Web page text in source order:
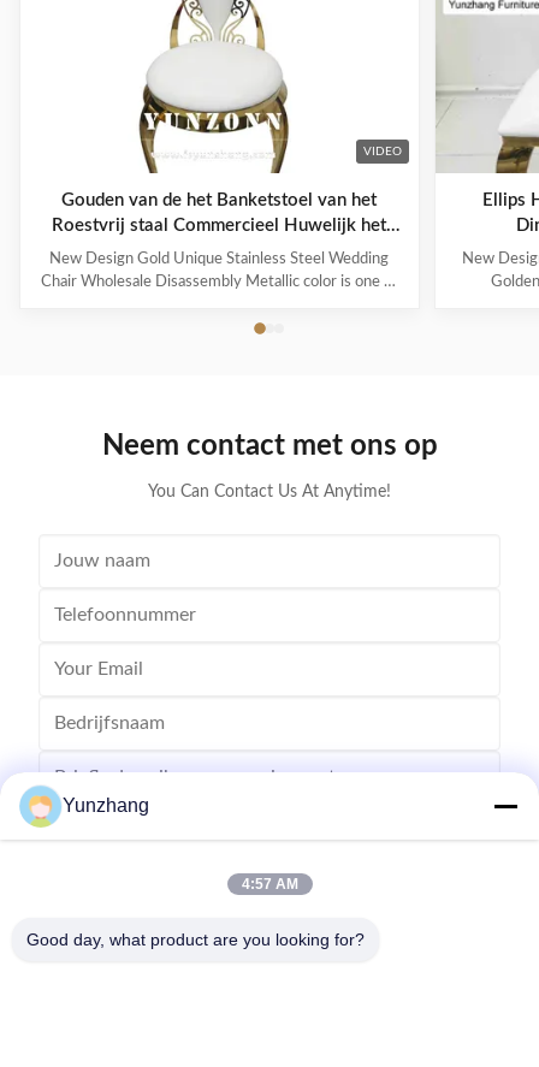
VIDEO
Gouden van de het Banketstoel van het
Roestvrij staal Commercieel Huwelijk het
Leerfluweel
New Design Gold Unique Stainless Steel Wedding
Chair Wholesale Disassembly Metallic color is one of
nowadays, also be the color that can improve
Ellips
New
Neem contact met ons op
You Can Contact Us At Anytime!
Yunzhang
4:57 AM
Good day, what product are you looking for?